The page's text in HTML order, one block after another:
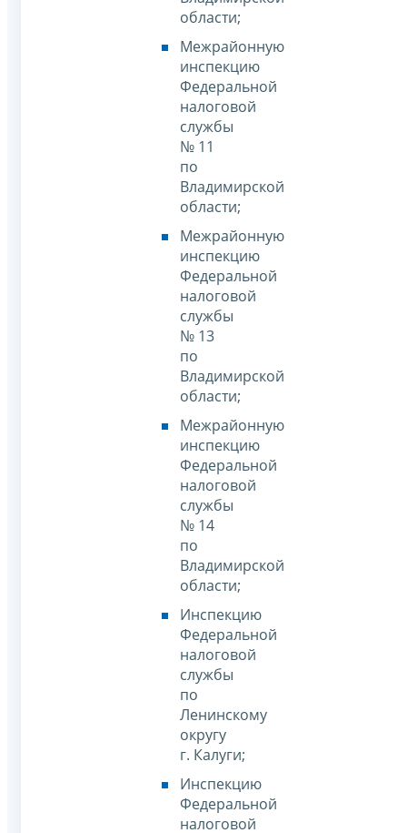
области;
Межрайонную
инспекцию
Федеральной
налоговой
службы
№ 11
по
Владимирской
области;
Межрайонную
инспекцию
Федеральной
налоговой
службы
№ 13
по
Владимирской
области;
Межрайонную
инспекцию
Федеральной
налоговой
службы
№ 14
по
Владимирской
области;
Инспекцию
Федеральной
налоговой
службы
по
Ленинскому
округу
г. Калуги;
Инспекцию
Федеральной
налоговой